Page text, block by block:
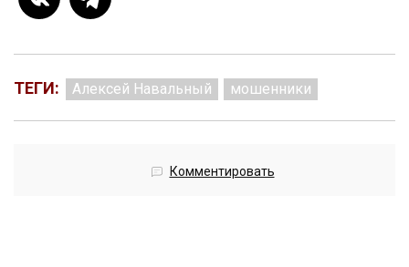
ТЕГИ: Алексей Навальный мошенники
Комментировать